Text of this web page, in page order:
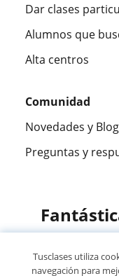
Dar clases
Alumnos que
Alta centros
Comunidad
Novedades y Blog
Preguntas y
Tusclases utiliza
navegación para